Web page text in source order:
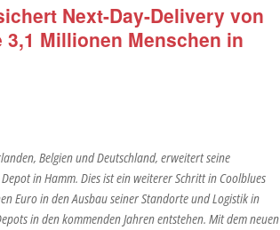
Next-Day-Delivery von
Millionen Menschen in
Belgien und Deutschland, erweitert seine
in Hamm. Dies ist ein weiterer Schritt in Coolblues
Euro in den Ausbau seiner Standorte und Logistik in
in den kommenden Jahren entstehen. Mit dem neuen